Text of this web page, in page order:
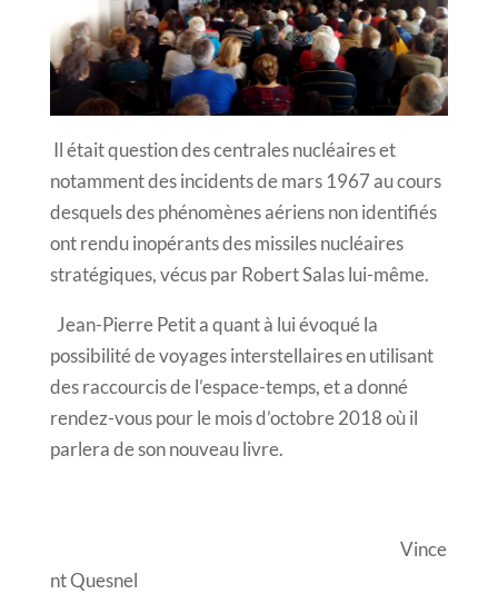
Il était question des centrales nucléaires et
notamment des incidents de mars 1967 au cours
desquels des phénomènes aériens non identifiés
ont rendu inopérants des missiles nucléaires
stratégiques, vécus par Robert Salas lui-même.
Jean-Pierre Petit a quant à lui évoqué la
possibilité de voyages interstellaires en utilisant
des raccourcis de l’espace-temps, et a donné
rendez-vous pour le mois d’octobre 2018 où il
parlera de son nouveau livre.
Vince
nt Quesnel